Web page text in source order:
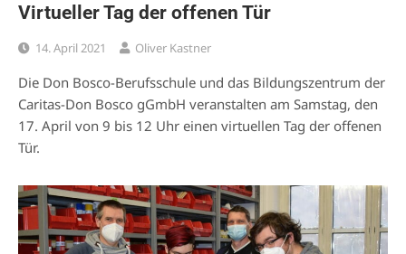
Virtueller Tag der offenen Tür
14. April 2021 Oliver Kastner
Die Don Bosco-Berufsschule und das Bildungszentrum der
Caritas-Don Bosco gGmbH veranstalten am Samstag, den
17. April von 9 bis 12 Uhr einen virtuellen Tag der offenen
Tür.